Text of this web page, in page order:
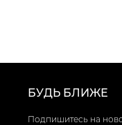
БУДЬ БЛИЖЕ
Подпишитесь на